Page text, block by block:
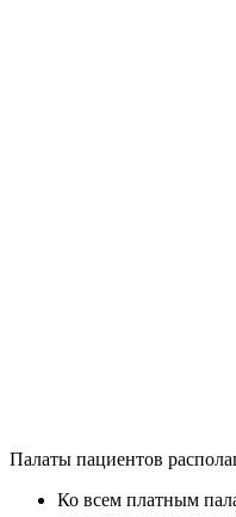
Палаты пациентов
Ко всем платным